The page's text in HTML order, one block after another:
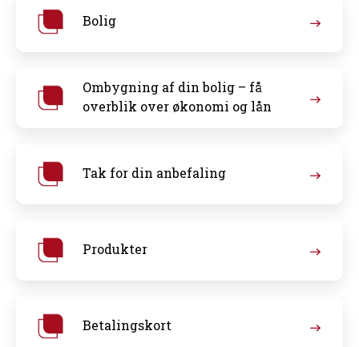
Bolig
Ombygning af din bolig – få
overblik over økonomi og lån
Tak for din anbefaling
Produkter
Betalingskort